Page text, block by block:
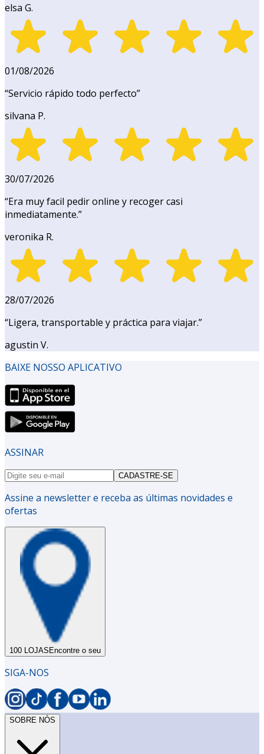
elsa G.
01/08/2026
“Servicio rápido todo perfecto”
silvana P.
30/07/2026
“Era muy facil pedir online y recoger casi
inmediatamente.”
veronika R.
28/07/2026
“Ligera, transportable y práctica para viajar.”
agustin V.
BAIXE NOSSO APLICATIVO
ASSINAR
CADASTRE-SE
Assine a newsletter e receba as últimas novidades e
ofertas
100 LOJAS Encontre o seu
SIGA-NOS
SOBRE NÓS